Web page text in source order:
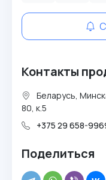
Контакты
Беларусь,
80, к.5
+375 29 658-
Поделиться